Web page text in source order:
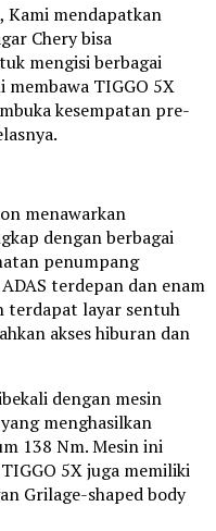
Kami mendapatkan
Chery bisa
mengisi berbagai
membawa TIGGO 5X
kesempatan pre-
menawarkan
dengan berbagai
penumpang
terdepan dan enam
terdapat layar sentuh
akses hiburan dan
dengan mesin
menghasilkan
138 Nm. Mesin ini
5X juga memiliki
Grilage-shaped body